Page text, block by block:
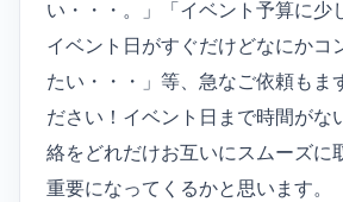
い・・・。」「イベント予算に少
イベント日がすぐだけどなにかコ
たい・・・」等、急なご依頼もま
ださい！イベント日まで時間がな
絡をどれだけお互いにスムーズに
重要になってくるかと思います。